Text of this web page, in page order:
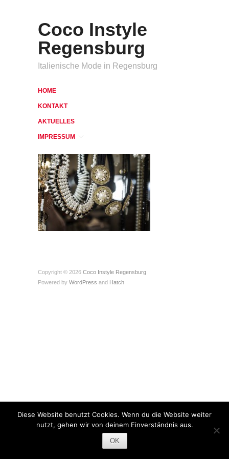
Coco Instyle
Regensburg
Italienische Mode in Regensburg
HOME
KONTAKT
AKTUELLES
IMPRESSUM
Copyright © 2026 Coco Instyle Regensburg
Powered by WordPress and Hatch
Diese Website benutzt Cookies. Wenn du die Website weiter
nutzt, gehen wir von deinem Einverständnis aus.
OK